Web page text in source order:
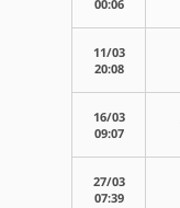
00:06
11/03
20:08
16/03
09:07
27/03
07:39